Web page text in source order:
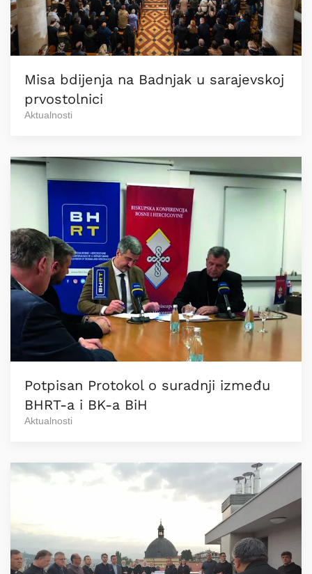
Misa bdijenja na Badnjak u sarajevskoj
prvostolnici
Aktualnosti
Potpisan Protokol o suradnji između
BHRT-a i BK-a BiH
Aktualnosti